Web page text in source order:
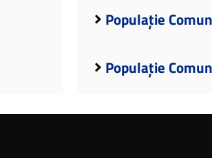
Populație
Populație